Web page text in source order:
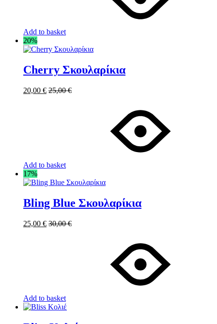
Add to basket
20%
Cherry Σκουλαρίκια
20,00 € 25,00€
Add to basket
17%
Bling Blue Σκουλαρίκια
25,00 € 30,00€
Add to basket